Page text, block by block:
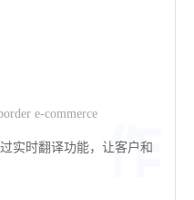
e-commerce
实时翻译功能，让客户和